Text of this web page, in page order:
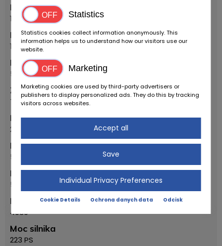
Rok produkcji
1987
Pierwszy rok rejestracji
1987
Pierwszy miesiąc rejestracji
5
Zatwierdzenie przez TÜV / HU
Tak
MOT do roku
2023
MOT według miesiąca
5
Model
500 SL Roadster R107
Pojemność
4939
Moc silnika
223 PS
Statistics
Statistics cookies collect information anonymously. This
information helps us to understand how our visitors use our
website.
Marketing
Marketing cookies are used by third-party advertisers or
publishers to display personalized ads. They do this by tracking
visitors across websites.
Accept all
Save
Individual Privacy Preferences
Cookie Details Ochrona danych data Odcisk